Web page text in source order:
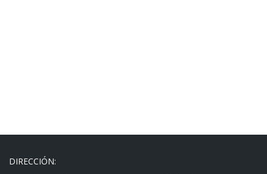
DIRECCIÓN: